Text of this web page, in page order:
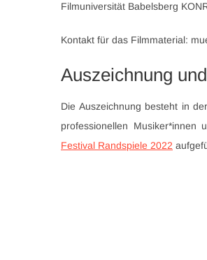
Filmuniversität Babelsberg
Kontakt für das Filmmaterial:
Auszeichnung
Die Auszeichnung besteht in
professionellen Musiker*innen
Festival Randspiele 2022